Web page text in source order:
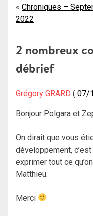
Navigation
de
l’article
Chroniques –
2022
2 nombreux
débrief
Grégory GRARD 07/
Bonjour Polgara et
On dirait que vous
développement,
exprimer tout ce
Matthieu.
Merci